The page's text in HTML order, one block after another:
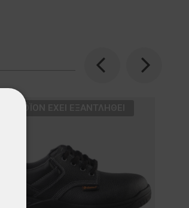
Previous
ТΟ ΠΡΟΪΌΝ ΈΧΕΙ ΕΞΑΝΤΛΗΘΕΊ
Next